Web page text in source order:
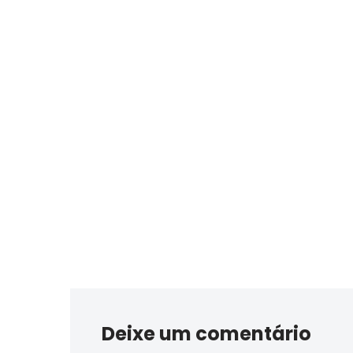
Deixe um comentário